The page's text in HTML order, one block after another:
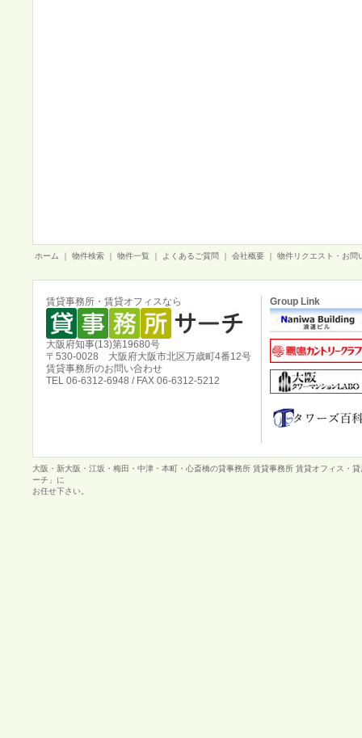
ホーム 物件検索 物件一覧 よくあるご質問 会社概要 物件リクエスト・お問
賃貸事務所・賃貸オフィスなら
大阪府知事(13)第19680号
〒530-0028 大阪府大阪市北区万歳町4番12号
賃貸事務所のお問い合わせ
TEL 06-6312-6948 / FAX 06-6312-5212
Group Link
大阪・新大阪・江坂・梅田・中津・本町・心斎橋の貸事務所 賃貸事務所 賃貸オフィス・
ーチ」に
お任せ下さい。